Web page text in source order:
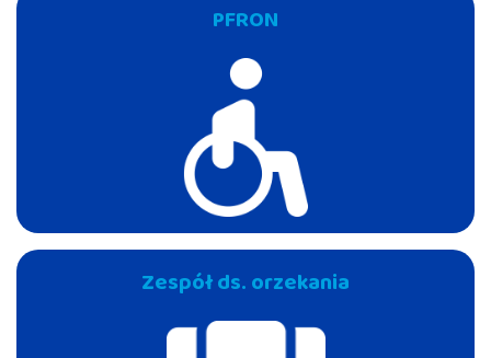
PFRON
Zespół ds. orzekania